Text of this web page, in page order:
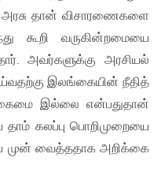
அரசு தான் விசாரணைகளை
கூறி வருகின்றமையை
அவர்களுக்கு அரசியல்
இலங்கையின் நீதித்
இல்லை என்பதுதான்
தாம் கலப்பு பொறிமுறையை
முன் வைத்ததாக அறிக்கை